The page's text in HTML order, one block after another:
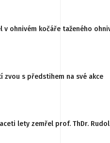
v ohnivém kočáře taženého
zvou s předstihem na své akce
lety zemřel prof. ThDr.